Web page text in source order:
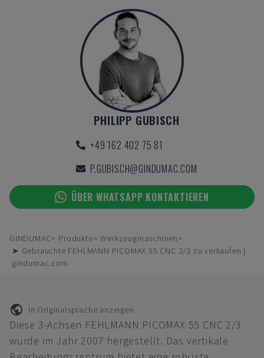
PHILIPP GUBISCH
+49 162 402 75 81
P.GUBISCH@GINDUMAC.COM
ÜBER WHATSAPP KONTAKTIEREN
GINDUMAC Produkte
Werkzeugmaschinen
➤ Gebrauchte FEHLMANN PICOMAX 55 CNC 2/3 zu verkaufen |
gindumac.com
In Originalsprache anzeigen
Diese 3-Achsen FEHLMANN PICOMAX 55 CNC 2/3
wurde im Jahr 2007 hergestellt. Das vertikale